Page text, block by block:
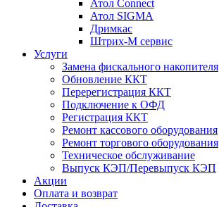
Атол Connect
Атол SIGMA
Дримкас
Штрих-М сервис
Услуги
Замена фискального накопителя
Обновление ККТ
Перерегистрация ККТ
Подключение к ОФД
Регистрация ККТ
Ремонт кассового оборудования
Ремонт торгового оборудования
Техническое обслуживание
Выпуск КЭП/Перевыпуск КЭП
Акции
Оплата и возврат